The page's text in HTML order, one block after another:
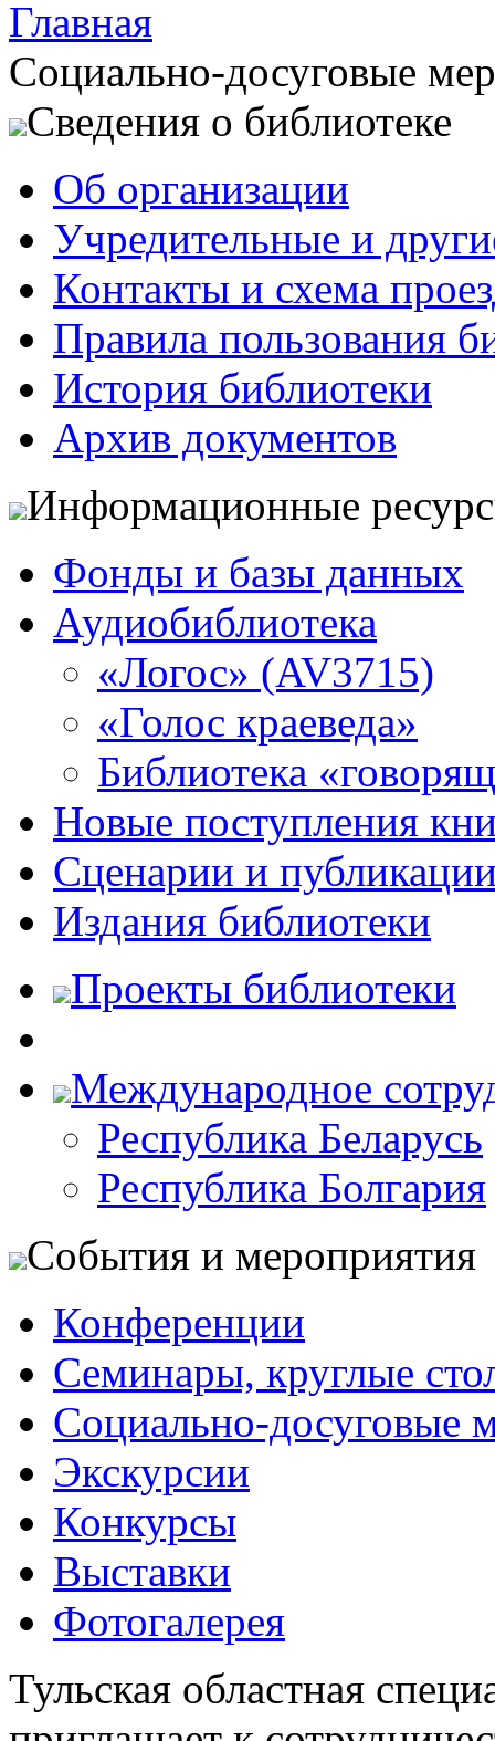
Главная
Социально-досуговые
Сведения о библиотеке
Об организации
Учредительные и
Контакты и схема
Правила пользования
История библиотеки
Архив документов
Информационные
Фонды и базы данных
Аудиобиблиотека
«Логос» (AV3715)
«Голос краеведа»
Библиотека
Новые поступления
Сценарии и
Издания библиотеки
Проекты библиотеки
Международное
Республика Беларусь
Республика Болгария
События и мероприятия
Конференции
Семинары, круглые
Социально-досуговые
Экскурсии
Конкурсы
Выставки
Фотогалерея
Тульская областная